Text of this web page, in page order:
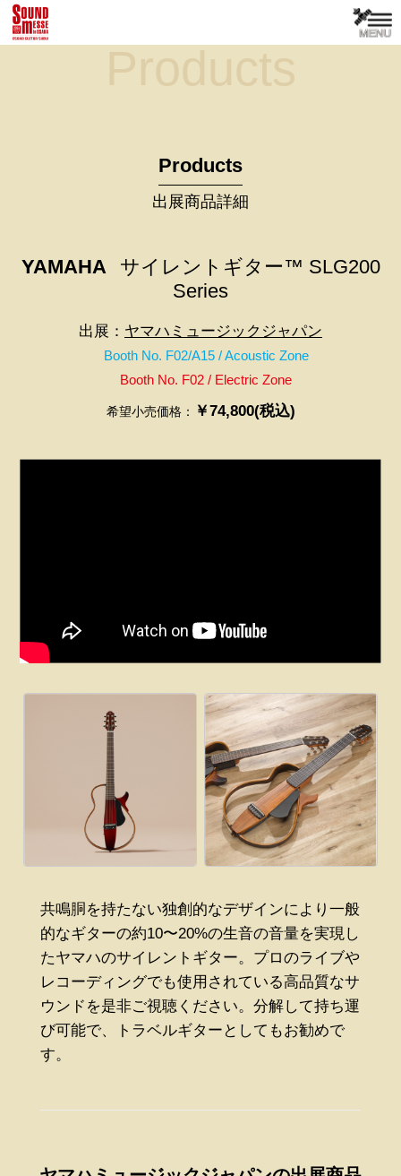
Products
Products
出展商品詳細
YAMAHA
サイレントギター™ SLG200
Series
出展： ヤマハミュージックジャパン
Booth No. F02/A15 / Acoustic Zone
Booth No. F02 / Electric Zone
希望小売価格： ￥74,800(税込)
共鳴胴を持たない独創的なデザインにより一般
的なギターの約10〜20%の生音の音量を実現し
たヤマハのサイレントギター。プロのライブや
レコーディングでも使用されている高品質なサ
ウンドを是非ご視聴ください。分解して持ち運
び可能で、トラベルギターとしてもお勧めで
す。